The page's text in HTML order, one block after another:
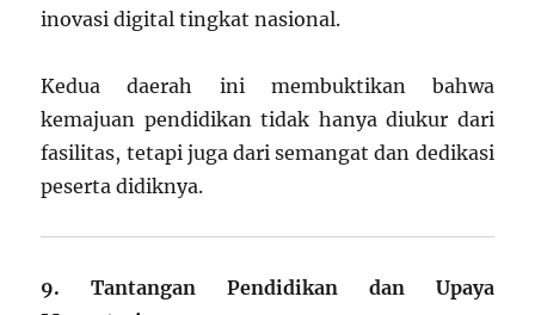
inovasi digital tingkat nasional.
Kedua daerah ini membuktikan bahwa
kemajuan pendidikan tidak hanya diukur dari
fasilitas, tetapi juga dari semangat dan dedikasi
peserta didiknya.
9. Tantangan Pendidikan dan Upaya